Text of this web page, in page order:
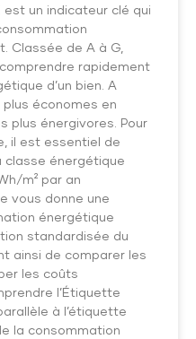
est un indicateur clé qui
Classée de A à G,
rapidement
d’un bien. A
économes en
plus énergivores. Pour
il est essentiel de
classe énergétique
m² par an
vous donne une
énergétique
standardisée du
ainsi de comparer les
les coûts
l’Étiquette
à l’étiquette
la consommation